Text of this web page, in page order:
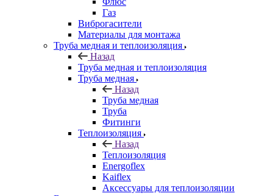
Газ
Виброгасители
Материалы для монтажа
Труба медная и теплоизоляция
Назад
Труба медная и теплоизоляция
Труба медная
Назад
Труба медная
Труба
Фитинги
Теплоизоляция
Назад
Теплоизоляция
Energoflex
Kaiflex
Аксессуары для теплоизоляции